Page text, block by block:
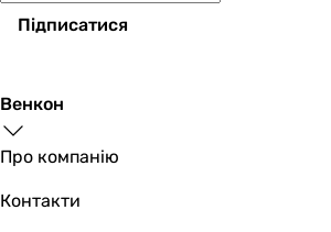
Підписатися
Венкон
Про компанію
Контакти